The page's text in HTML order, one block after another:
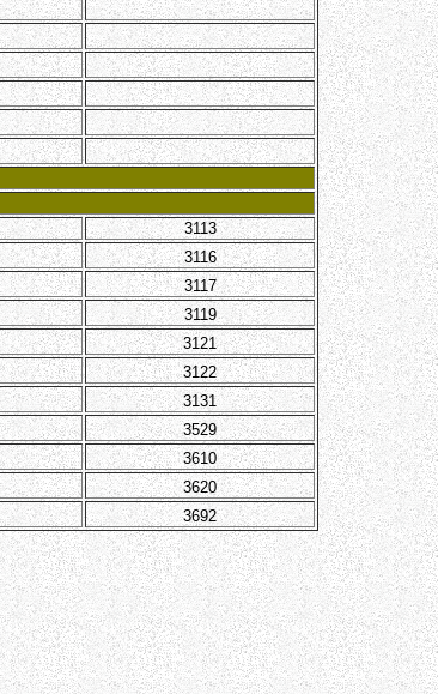
3113
3116
3117
3119
3121
3122
3131
3529
3610
3620
3692